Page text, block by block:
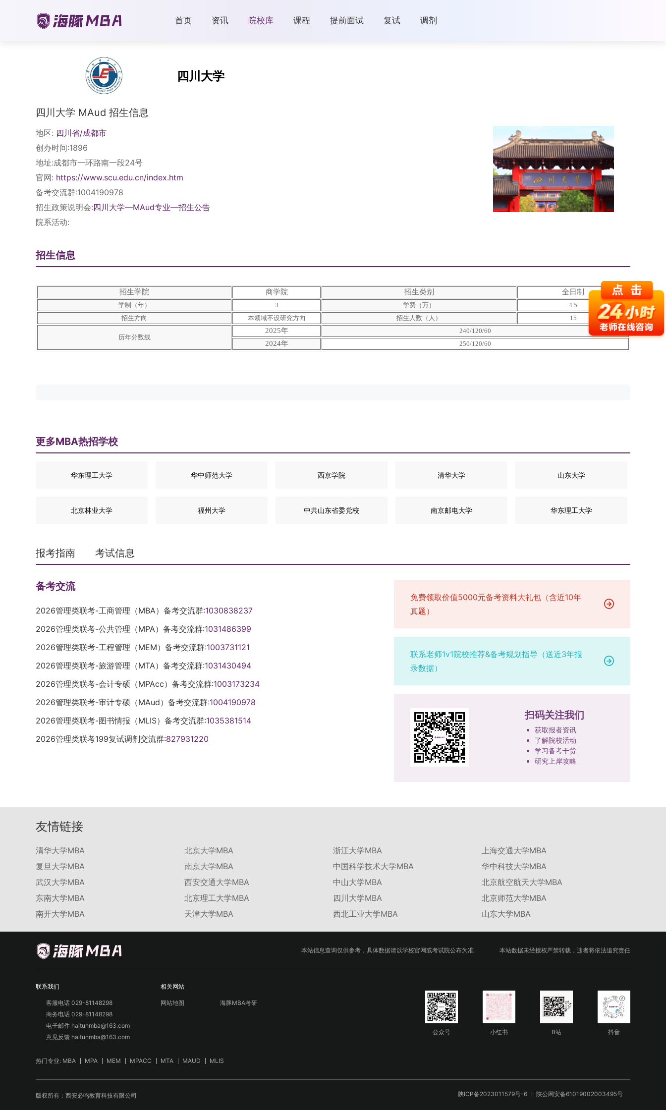
首页 资讯 院校库 课程 提前面试 复试 调剂
四川大学
四川大学 MAud 招生信息
地区: 四川省/成都市
创办时间:1896
地址:成都市一环路南一段24号
官网: https://www.scu.edu.cn/index.htm
备考交流群:1004190978
招生政策说明会:四川大学—MAud专业—招生公告
院系活动:
招生信息
招生学院 商学院 招生类别 全日制
学制（年） 3 学费（万）
4.5
招生方向
本领域不设研究方向 招生人数（人） 15
历年分数线
2025年 240/120/60
2024年 250/120/60
更多MBA热招学校
华东理工大学 华中师范大学 西京学院 清华大学 山东大学
北京林业大学 福州大学 中共山东省委党校 南京邮电大学 华东理工大学
报考指南 考试信息
备考交流
2026管理类联考-工商管理（MBA）备考交流群:1030838237
2026管理类联考-公共管理（MPA）备考交流群:1031486399
2026管理类联考-工程管理（MEM）备考交流群:1003731121
2026管理类联考-旅游管理（MTA）备考交流群:1031430494
2026管理类联考-会计专硕（MPAcc）备考交流群:1003173234
2026管理类联考-审计专硕（MAud）备考交流群:1004190978
2026管理类联考-图书情报（MLIS）备考交流群:1035381514
2026管理类联考199复试调剂交流群:827931220
免费领取价值5000元备考资料大礼包（含近10年
真题）
联系老师1v1院校推荐&备考规划指导（送近3年报
录数据）
扫码关注我们
获取报者资讯
了解院校活动
学习备考干货
研究上岸攻略
友情链接
清华大学MBA 北京大学MBA 浙江大学MBA
上海交通大学MBA
复旦大学MBA
南京大学MBA 中国科学技术大学MBA
华中科技大学MBA
武汉大学MBA
西安交通大学MBA 中山大学MBA
北京航空航天大学MBA
东南大学MBA
北京理工大学MBA 四川大学MBA
北京师范大学MBA
南开大学MBA
天津大学MBA 西北工业大学MBA 山东大学MBA
本站信息查询仅供参考，具体数据请以学校官网或考试院公布为准 本站数据未经授权严禁转载，违者将依法追究责任
联系我们
客服电话 029-81148298
商务电话 029-81148298
电子邮件 haitunmba@163.com
意见反馈 haitunmba@163.com
相关网站
网站地图 海豚MBA考研
公众号 小红书 B站 抖音
热门专业: MBA MPA MEM MPACC MTA MAUD MLIS
版权所有：西安必鸣教育科技有限公司 陕ICP备2023011579号-6 陕公网安备61019002003495号